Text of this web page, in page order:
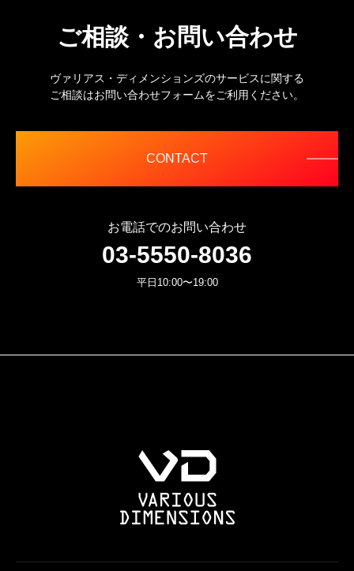
ご相談・お問い合わせ
ヴァリアス・ディメンションズのサービスに関する
ご相談はお問い合わせフォームをご利用ください。
CONTACT
お電話でのお問い合わせ
03-5550-8036
平日10:00〜19:00